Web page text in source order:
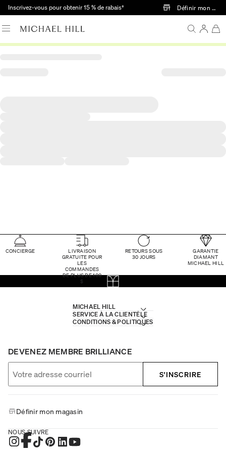
Passer au contenu principal
Inscrivez-vous pour obtenir 15 % de rabais† Définir mon
CONCIERGE
LIVRAISON
GRATUITE POUR
LES
COMMANDES
DE PLUS DE 100
$
RETOURS SOUS
30 JOURS
GARANTIE
DIAMANT
MICHAEL HILL
MICHAEL HILL
SERVICE À LA CLIENTÈLE
CONDITIONS & POLITIQUES
DEVENEZ MEMBRE BRILLIANCE
S'INSCRIRE
Définir mon magasin
NOUS SUIVRE